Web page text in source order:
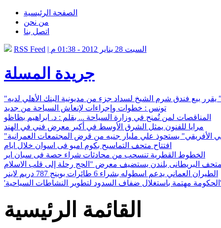
الصفحة الرئيسية
من نحن
اتصل بنا
RSS Feed | السبت 28 يناير 2012 - 01:38 م
جريدة المسلة
يقرر بيع فندق شرم الشيخ لسداد جزء من مديونية البنك الأهلي لديه
تونس : خطوات وإجراءات لإنعاش السياحة من جديد
المناقصات لمن تُمنح في وزارة السياحة ... بقلم : د. ابراهيم بظاظو
مرايا للفنون يمثل الشرق الأوسط في أكبر معرض فني في الهند
الأفريقي" يستحوذ علي مليار جنيه من قرض المجتمعات العمرانية
افتتاح متحف التماسيح بكوم امبو فى اسوان خلال ايام
الخطوط القطرية تنسحب من محادثات شراء حصة فى سبان اير
الطيران العماني يدعم اسطوله بشراء 6 طائرات بوينج 787 دريم لاينر
'الحكومة مهتمة باستغلال ضفاف السدود لتطوير النشاطات السياحية'
القائمة الرئيسية